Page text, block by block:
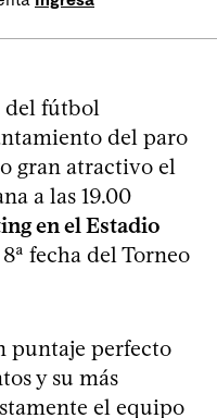
fútbol
del paro
gran atractivo el
a las 19.00
en el Estadio
fecha del Torneo
puntaje perfecto
y su más
el equipo